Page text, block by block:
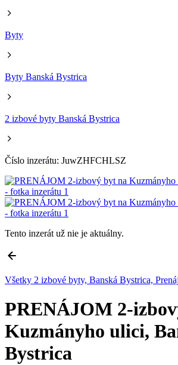
Byty
Byty Banská Bystrica
2 izbové byty Banská Bystrica
Číslo inzerátu: JuwZHFCHLSZ
Tento inzerát už nie je aktuálny.
Všetky 2 izbové byty, Banská Bystrica,
PRENÁJOM 2-
Kuzmányho ulici,
Bystrica